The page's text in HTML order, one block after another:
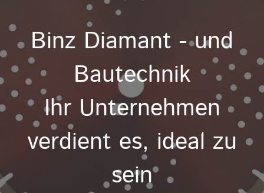
Binz Diamant - und
Bautechnik
Ihr Unternehmen
verdient es, ideal zu
sein